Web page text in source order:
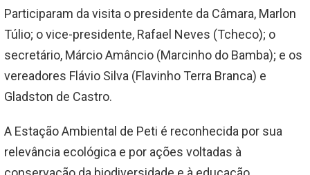
Participaram da visita o presidente da Câmara, Marlon
Túlio; o vice-presidente, Rafael Neves (Tcheco); o
secretário, Márcio Amâncio (Marcinho do Bamba); e os
vereadores Flávio Silva (Flavinho Terra Branca) e
Gladston de Castro.
A Estação Ambiental de Peti é reconhecida por sua
relevância ecológica e por ações voltadas à